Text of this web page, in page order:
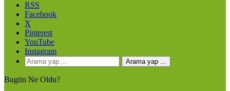
RSS
Facebook
X
Pinterest
YouTube
Instagram
Arama yap ...
Bugün Ne Oldu?